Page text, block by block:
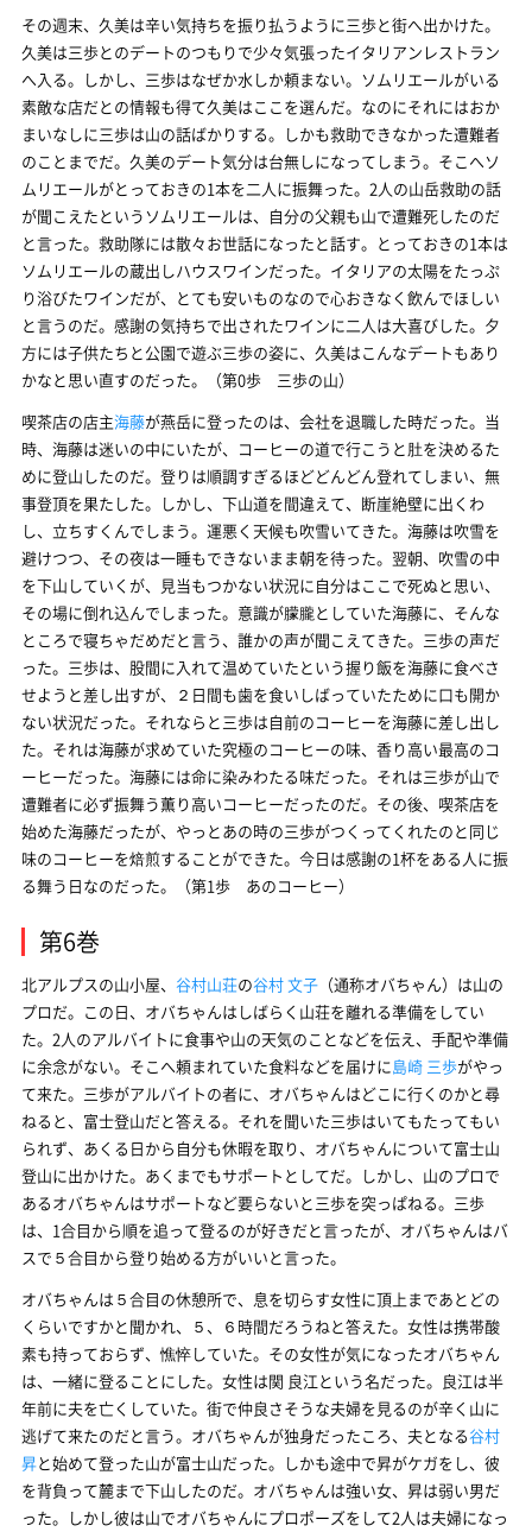
その週末、久美は辛い気持ちを振り払うように三歩と街へ出かけた。
久美は三歩とのデートのつもりで少々気張ったイタリアンレストラン
へ入る。しかし、三歩はなぜか水しか頼まない。ソムリエールがいる
素敵な店だとの情報も得て久美はここを選んだ。なのにそれにはおか
まいなしに三歩は山の話ばかりする。しかも救助できなかった遭難者
のことまでだ。久美のデート気分は台無しになってしまう。そこへソ
ムリエールがとっておきの1本を二人に振舞った。2人の山岳救助の話
が聞こえたというソムリエールは、自分の父親も山で遭難死したのだ
と言った。救助隊には散々お世話になったと話す。とっておきの1本は
ソムリエールの蔵出しハウスワインだった。イタリアの太陽をたっぷ
り浴びたワインだが、とても安いものなので心おきなく飲んでほしい
と言うのだ。感謝の気持ちで出されたワインに二人は大喜びした。夕
方には子供たちと公園で遊ぶ三歩の姿に、久美はこんなデートもあり
かなと思い直すのだった。（第0歩 三歩の山）
喫茶店の店主海藤が燕岳に登ったのは、会社を退職した時だった。当
時、海藤は迷いの中にいたが、コーヒーの道で行こうと肚を決めるた
めに登山したのだ。登りは順調すぎるほどどんどん登れてしまい、無
事登頂を果たした。しかし、下山道を間違えて、断崖絶壁に出くわ
し、立ちすくんでしまう。運悪く天候も吹雪いてきた。海藤は吹雪を
避けつつ、その夜は一睡もできないまま朝を待った。翌朝、吹雪の中
を下山していくが、見当もつかない状況に自分はここで死ぬと思い、
その場に倒れ込んでしまった。意識が朦朧としていた海藤に、そんな
ところで寝ちゃだめだと言う、誰かの声が聞こえてきた。三歩の声だ
った。三歩は、股間に入れて温めていたという握り飯を海藤に食べさ
せようと差し出すが、２日間も歯を食いしばっていたために口も開か
ない状況だった。それならと三歩は自前のコーヒーを海藤に差し出し
た。それは海藤が求めていた究極のコーヒーの味、香り高い最高のコ
ーヒーだった。海藤には命に染みわたる味だった。それは三歩が山で
遭難者に必ず振舞う薫り高いコーヒーだったのだ。その後、喫茶店を
始めた海藤だったが、やっとあの時の三歩がつくってくれたのと同じ
味のコーヒーを焙煎することができた。今日は感謝の1杯をある人に振
る舞う日なのだった。（第1歩 あのコーヒー）
第6巻
北アルプスの山小屋、 谷村山荘の谷村 文子 （通称オバちゃん）は山の
プロだ。この日、オバちゃんはしばらく山荘を離れる準備をしてい
た。2人のアルバイトに食事や山の天気のことなどを伝え、手配や準備
に余念がない。そこへ頼まれていた食料などを届けに島崎 三歩がやっ
て来た。三歩がアルバイトの者に、オバちゃんはどこに行くのかと尋
ねると、富士登山だと答える。それを聞いた三歩はいてもたってもい
られず、あくる日から自分も休暇を取り、オバちゃんについて富士山
登山に出かけた。あくまでもサポートとしてだ。しかし、山のプロで
あるオバちゃんはサポートなど要らないと三歩を突っぱねる。三歩
は、1合目から順を追って登るのが好きだと言ったが、オバちゃんはバ
スで５合目から登り始める方がいいと言った。
オバちゃんは５合目の休憩所で、息を切らす女性に頂上まであとどの
くらいですかと聞かれ、５、６時間だろうねと答えた。女性は携帯酸
素も持っておらず、憔悴していた。その女性が気になったオバちゃん
は、一緒に登ることにした。女性は関 良江という名だった。良江は半
年前に夫を亡くしていた。街で仲良さそうな夫婦を見るのが辛く山に
逃げて来たのだと言う。オバちゃんが独身だったころ、夫となる谷村
昇と始めて登った山が富士山だった。しかも途中で昇がケガをし、彼
を背負って麓まで下山したのだ。オバちゃんは強い女、昇は弱い男だ
った。しかし彼は山でオバちゃんにプロポーズをして2人は夫婦になっ